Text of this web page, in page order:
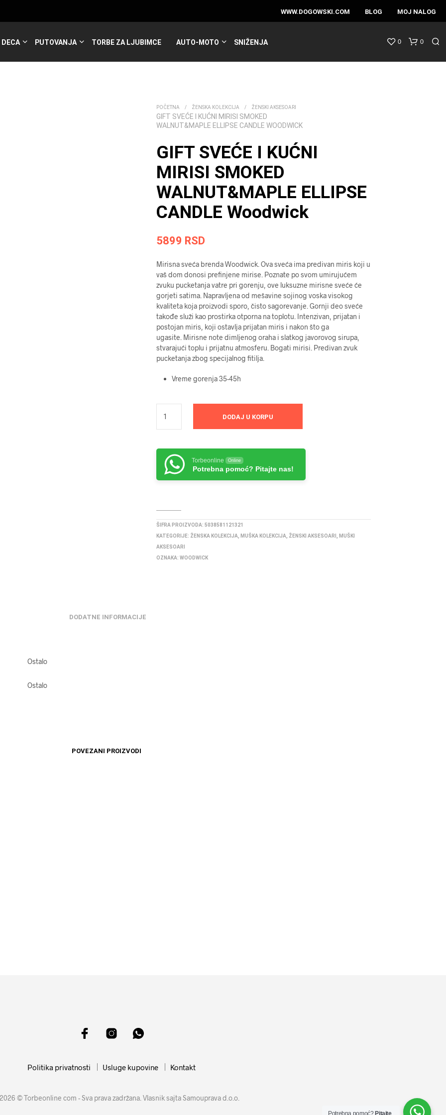
WWW.DOGOWSKI.COM BLOG MOJ NALOG
DECA PUTOVANJA TORBE ZA LJUBIMCE AUTO-MOTO SNIŽENJA 0 0
POČETNA / ŽENSKA KOLEKCIJA / ŽENSKI AKSESOARI
GIFT SVEĆE I KUĆNI MIRISI SMOKED
WALNUT&MAPLE ELLIPSE CANDLE WOODWICK
GIFT SVEĆE I KUĆNI
MIRISI SMOKED
WALNUT&MAPLE ELLIPSE
CANDLE Woodwick
5899 RSD
Mirisna sveća brenda Woodwick. Ova sveća ima predivan miris koji u
vaš dom donosi prefinjene mirise. Poznate po svom umirujućem
zvuku pucketanja vatre pri gorenju, ove luksuzne mirisne sveće će
gorjeti satima. Napravljena od mešavine sojinog voska visokog
kvaliteta koja proizvodi sporo, čisto sagorevanje. Gornji deo sveće
takođe služi kao prostirka otporna na toplotu. Intenzivan, prijatan i
postojan miris, koji ostavlja prijatan miris i nakon što ga
ugasite. Mirisne note dimljenog oraha i slatkog javorovog sirupa,
stvarajući toplu i prijatnu atmosferu. Bogati mirisi. Predivan zvuk
pucketanja zbog specijalnog fitilja.
Vreme gorenja 35-45h
DODAJ U KORPU
Torbeonline Online
Potrebna pomoć? Pitajte nas!
ŠIFRA PROIZVODA:5038581121321
KATEGORIJE: ŽENSKA KOLEKCIJA MUŠKA KOLEKCIJA ŽENSKI AKSESOARI
MUŠKI
AKSESOARI
OZNAKA:WOODWICK
DODATNE INFORMACIJE
Ostalo
Ostalo
POVEZANI PROIZVODI
Politika privatnosti Usluge kupovine Kontakt
© Torbeonline com - Sva prava zadržana. Vlasnik sajta Samouprava d.o.o.
Potrebna pomoć? Pitajte